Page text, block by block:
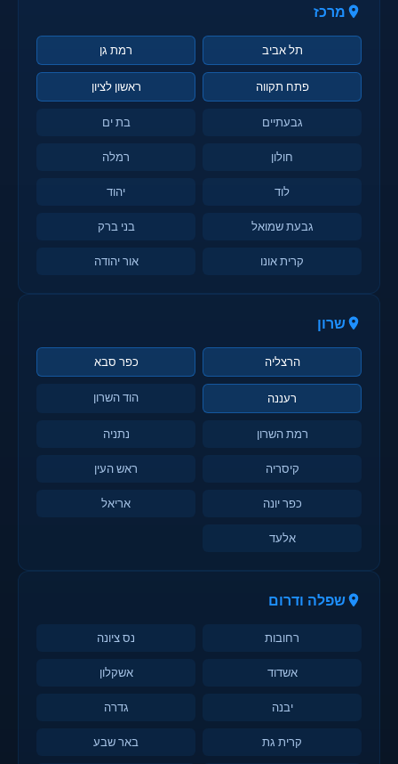
מרכז
תל אביב רמת גן
פתח תקווה ראשון לציון
גבעתיים בת ים
חולון רמלה
לוד יהוד
גבעת שמואל בני ברק
קרית אונו אור יהודה
שרון
הרצליה כפר סבא
רעננה הוד השרון
רמת השרון נתניה
קיסריה ראש העין
כפר יונה אריאל
אלעד
שפלה ודרום
רחובות נס ציונה
אשדוד אשקלון
יבנה גדרה
קרית גת באר שבע